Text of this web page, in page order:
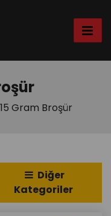
Gram Broşür
Diğer
Kategoriler